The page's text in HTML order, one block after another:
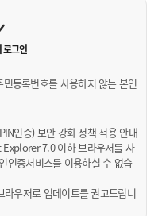
로그인
등록번호를 사용하지 않는 본인
인증) 보안 강화 정책 적용 안내
7.0 이하 브라우저를 사
인증서비스를 이용하실 수 없습
우저로 업데이트를 권고드립니